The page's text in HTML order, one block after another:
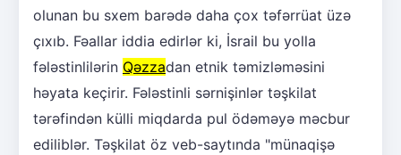
olunan bu sxem barədə daha çox təfərrüat üzə
çıxıb. Fəallar iddia edirlər ki, İsrail bu yolla
fələstinlilərin Qəzzadan etnik təmizləməsini
həyata keçirir. Fələstinli sərnişinlər təşkilat
tərəfindən külli miqdarda pul ödəməyə məcbur
ediliblər. Təşkilat öz veb-saytında "münaqişə